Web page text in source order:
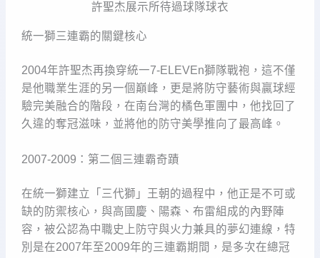
許聖杰展示所待過球隊球衣
統一獅三連霸的關鍵核心
2004年許聖杰再換穿統一7-ELEVEn獅隊戰袍，這不僅
是他職業生涯的另一個巔峰，更是將防守藝術與贏球經
驗完美融合的階段，在南台灣的橘色軍團中，他找回了
久違的奪冠滋味，並將他的防守美學推向了最高峰。
2007-2009：第二個三連霸奇蹟
在統一獅建立「三代獅」王朝的過程中，他正是不可或
缺的防禦核心，與高國慶、陽森、布雷組成的內野陣
容，被公認為中職史上防守與火力兼具的夢幻連線，特
別是在2007年至2009年的三連霸期間，是多次在總冠